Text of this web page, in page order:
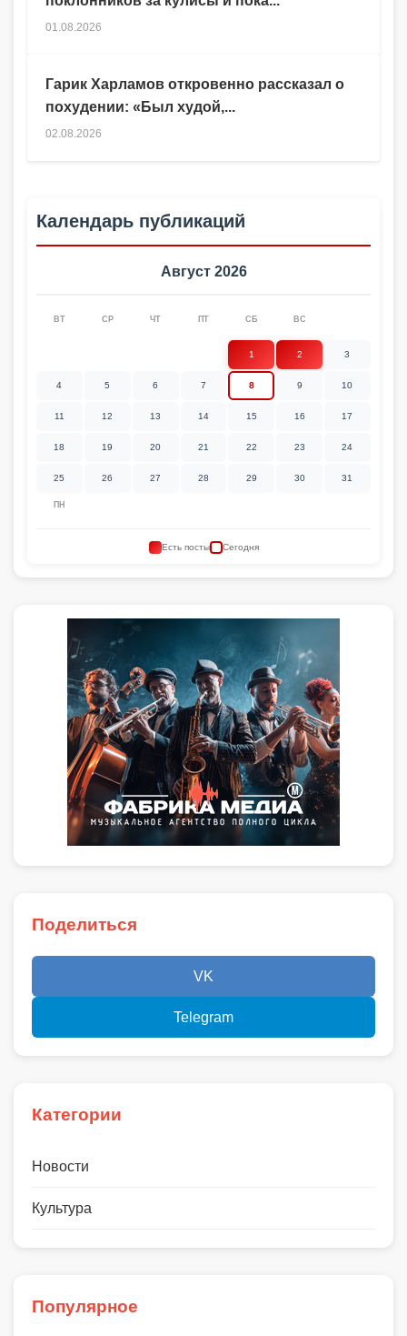
Гарик Харламов откровенно рассказал о
похудении: «Был худой,...
02.08.2026
01.08.2026
Календарь публикаций
Август 2026
ПН
ВТ СР ЧТ ПТ СБ ВС
1 2 3
4 5 6 7 8 9 10
11 12 13 14 15 16 17
18 19 20 21 22 23 24
25 26 27 28 29 30 31
Есть посты Сегодня
Поделиться
VK
Telegram
Категории
Новости
Культура
Популярное